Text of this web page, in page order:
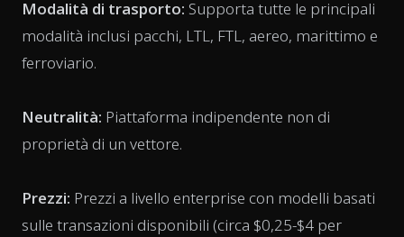
Modalità di trasporto: Supporta tutte le principali
modalità inclusi pacchi, LTL, FTL, aereo, marittimo e
ferroviario.
Neutralità: Piattaforma indipendente non di
proprietà di un vettore.
Prezzi: Prezzi a livello enterprise con modelli basati
sulle transazioni disponibili (circa $0,25-$4 per